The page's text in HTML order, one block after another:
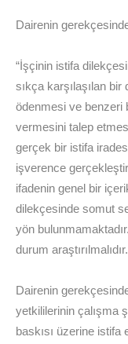
Dairenin
“İşçinin istifa
sıkça karşılaşılan
ödenmesi ve benzeri
vermesini talep
gerçek bir istifa
işverence
ifadenin genel bir
dilekçesinde somut
yön
durum
Dairenin
yetkililerinin çalışma
baskısı üzerine